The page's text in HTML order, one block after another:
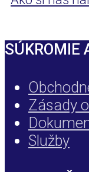
SÚKROMIE
Zásady
Služby